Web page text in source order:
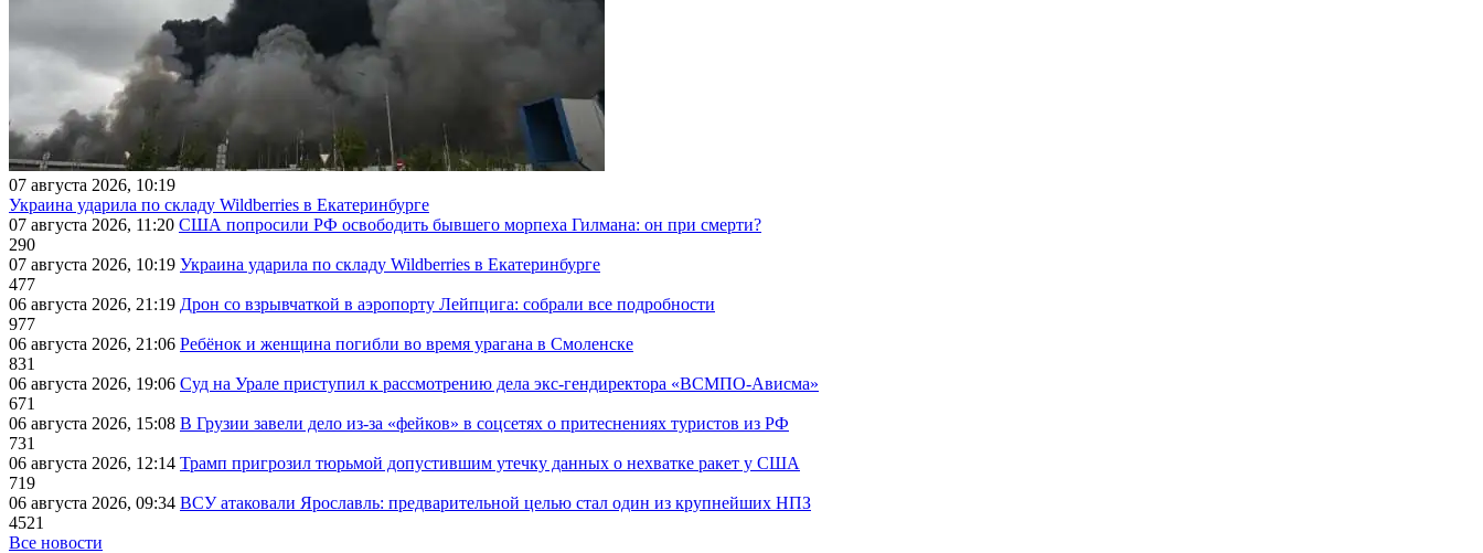
07 августа 2026, 10:19
Украина ударила по складу Wildberries в Екатеринбурге
07 августа 2026, 11:20 США попросили РФ освободить бывшего морпеха Гилмана: он при смерти?
290
07 августа 2026, 10:19 Украина ударила по складу Wildberries в Екатеринбурге
477
06 августа 2026, 21:19 Дрон со взрывчаткой в аэропорту Лейпцига: собрали все подробности
977
06 августа 2026, 21:06 Ребёнок и женщина погибли во время урагана в Смоленске
831
06 августа 2026, 19:06 Суд на Урале приступил к рассмотрению дела экс-гендиректора «ВСМПО-Ависма»
671
06 августа 2026, 15:08 В Грузии завели дело из-за «фейков» в соцсетях о притеснениях туристов из РФ
731
06 августа 2026, 12:14 Трамп пригрозил тюрьмой допустившим утечку данных о нехватке ракет у США
719
06 августа 2026, 09:34 ВСУ атаковали Ярославль: предварительной целью стал один из крупнейших НПЗ
4521
Все новости